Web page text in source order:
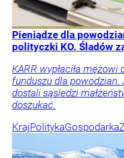
Pieniądze dla
polityczki KO. Śladów
KARR wypłaciła mężowi
funduszu dla
dostali sąsiedzi
doszukać.
KrajPolitykaGospodarka